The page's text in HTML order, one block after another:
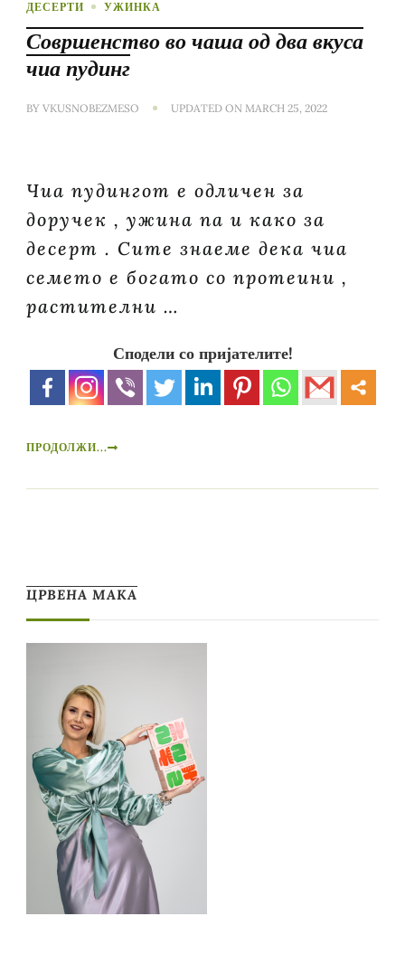
ДЕСЕРТИ УЖИНКА
Совршенство во чаша од два вкуса
чиа пудинг
BY VKUSNOBEZMESO UPDATED ON MARCH 25, 2022
Чиа пудингот е одличен за
доручек , ужина па и како за
десерт . Сите знаеме дека чиа
семето е богато со протеини ,
растителни …
Сподели со пријателите!
ПРОДОЛЖИ...
ЦРВЕНА МАКА